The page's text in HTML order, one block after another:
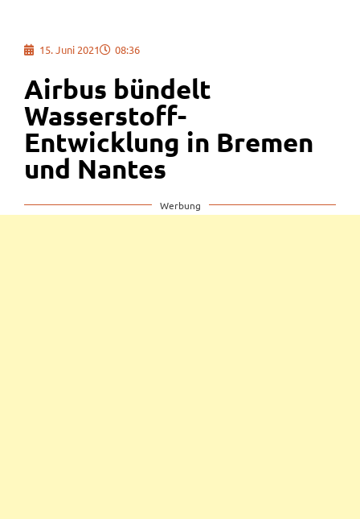
15. Juni 2021 08:36
Airbus bündelt
Wasserstoff-
Entwicklung in Bremen
und Nantes
Werbung